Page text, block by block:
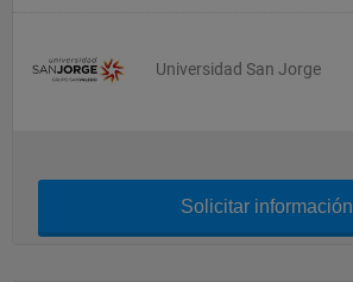
Universidad San Jorge
Solicitar información